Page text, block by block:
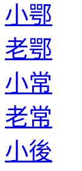
小鄂
老鄂
小常
老常
小後